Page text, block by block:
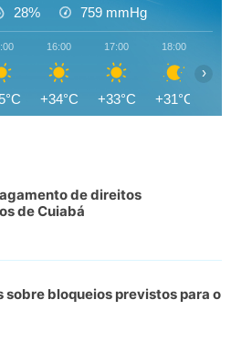
28% 759 mmHg
16:00
+34°C
17:00
+33°C
18:00
+31°C
›
de direitos
de Cuiabá
bloqueios previstos para o